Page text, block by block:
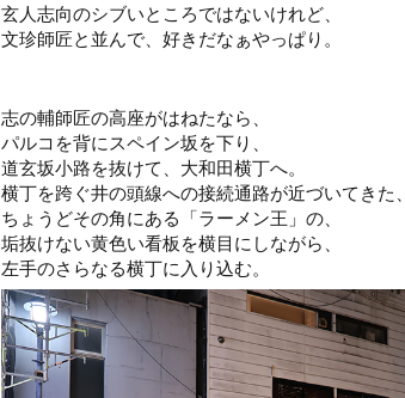
玄人志向のシブいところではないけれど、
文珍師匠と並んで、好きだなぁやっぱり。
志の輔師匠の高座がはねたなら、
パルコを背にスペイン坂を下り、
道玄坂小路を抜けて、大和田横丁へ。
横丁を跨ぐ井の頭線への接続通路が近づいてきた、
ちょうどその角にある「ラーメン王」の、
垢抜けない黄色い看板を横目にしながら、
左手のさらなる横丁に入り込む。